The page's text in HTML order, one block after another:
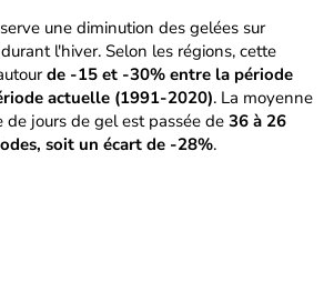
une diminution des gelées sur
l'hiver. Selon les régions, cette
de -15 et -30% entre la période
actuelle (1991-2020). La moyenne
jours de gel est passée de 36 à 26
soit un écart de -28%.